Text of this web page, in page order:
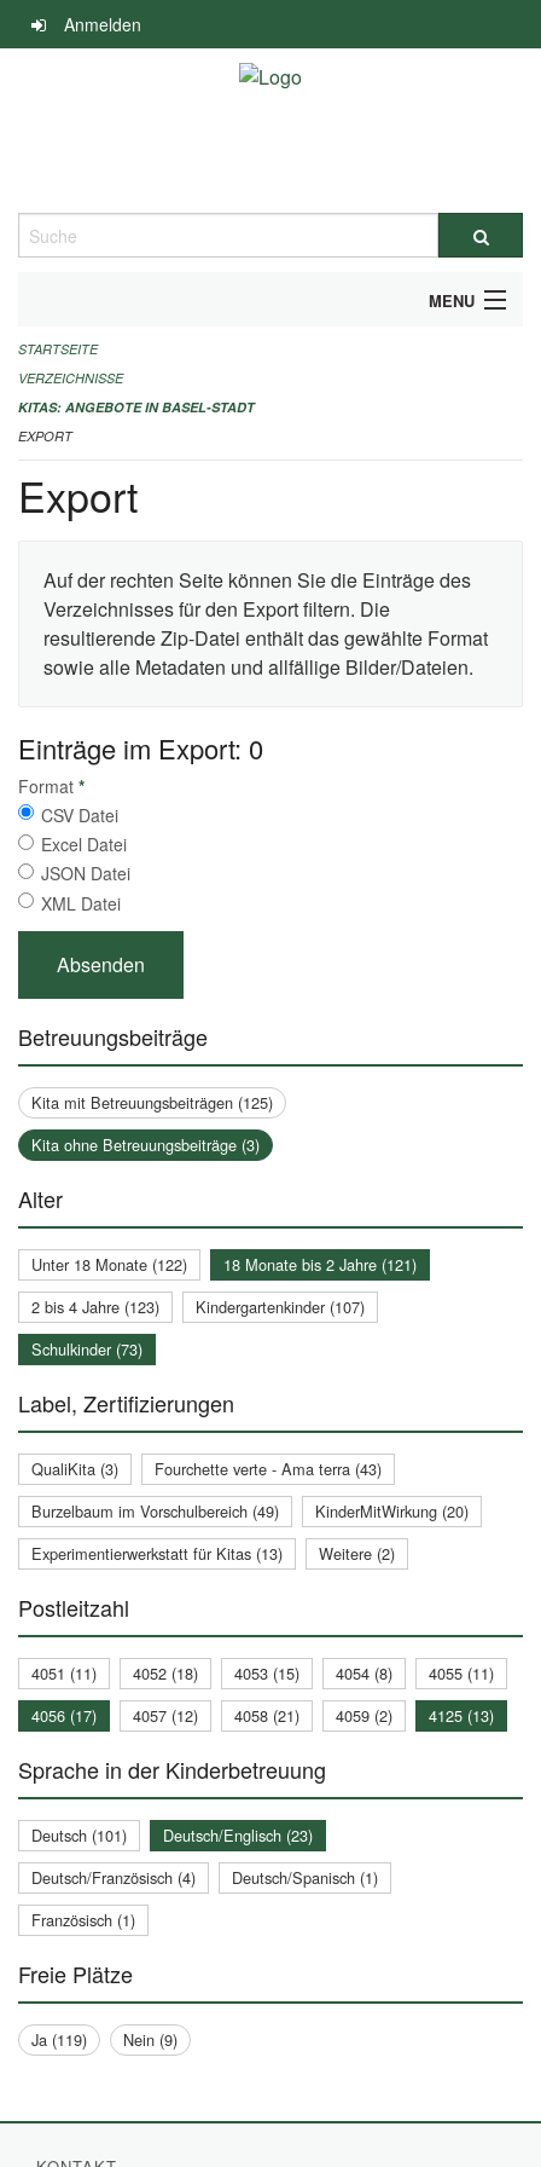
Navigation
überspringen
Anmelden
Suche
MENU
ALLGEMEINE INFORMATIONEN
IMPRESSUM
STARTSEITE
VERZEICHNISSE
KITAS: ANGEBOTE IN BASEL-STADT
EXPORT
Export
Auf der rechten Seite können Sie die Einträge des
Verzeichnisses für den Export filtern. Die
resultierende Zip-Datei enthält das gewählte Format
sowie alle Metadaten und allfällige Bilder/Dateien.
Einträge im Export: 0
Format *
CSV Datei
Excel Datei
JSON Datei
XML Datei
Betreuungsbeiträge
Kita mit Betreuungsbeiträgen (125)
Kita ohne Betreuungsbeiträge (3)
Alter
Unter 18 Monate (122)
18 Monate bis 2 Jahre (121)
2 bis 4 Jahre (123)
Kindergartenkinder (107)
Schulkinder (73)
Label, Zertifizierungen
QualiKita (3)
Fourchette verte - Ama terra (43)
Burzelbaum im Vorschulbereich (49)
KinderMitWirkung (20)
Experimentierwerkstatt für Kitas (13)
Weitere (2)
Postleitzahl
4051 (11) 4052 (18) 4053 (15) 4054 (8)
4055 (11)
4056 (17)
4057 (12) 4058 (21) 4059 (2) 4125 (13)
Sprache in der Kinderbetreuung
Deutsch (101)
Deutsch/Englisch (23)
Deutsch/Französisch (4)
Deutsch/Spanisch (1)
Französisch (1)
Freie Plätze
Ja (119) Nein (9)